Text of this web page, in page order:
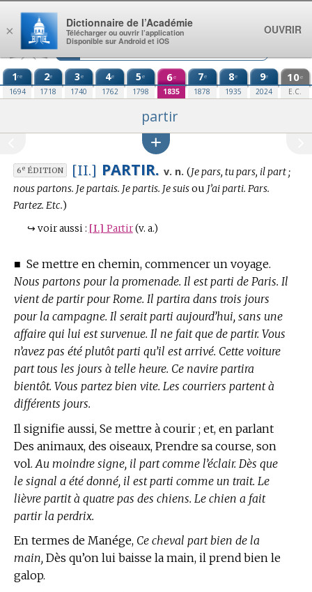
Aller au contenu
1re
1694
2e
1718
3e
1740
4e
1762
5e
1798
6e
1835
7e
1878
8e
1935
9e
2024
10e
E.C.
partir
6eÉDITION [II.] PARTIR. v. n. Conjugaison
:
(Je pars, tu pars, il part ;
nous partons. Je partais. Je partis. Je suisou J’ai parti. Pars.
Partez. Etc.)
↪ voir aussi : [I.] Partir (v. a.)
■ Se mettre en chemin, commencer un voyage.
Nous partons pour la promenade. Il est parti de Paris. Il
vient de partir pour Rome. Il partira dans trois jours
pour la campagne. Il serait parti aujourd’hui, sans une
affaire qui lui est survenue. Il ne fait que de partir. Vous
n’avez pas été plutôt parti qu’il est arrivé. Cette voiture
part tous les jours à telle heure. Ce navire partira
bientôt. Vous partez bien vite. Les courriers partent à
différents jours.
Il signifie aussi, Se mettre à courir ; et, en parlant
Des animaux, des oiseaux, Prendre sa course, son
vol. Au moindre signe, il part comme l’éclair. Dès que
le signal a été donné, il est parti comme un trait. Le
lièvre partit à quatre pas des chiens. Le chien a fait
partir la perdrix.
En termes de Manége, Ce cheval part bien de la
main, Dès qu’on lui baisse la main, il prend bien le
galop.
×
Dictionnaire de l’Académie
Télécharger ou ouvrir l’application
Disponible sur Android et iOS
OUVRIR